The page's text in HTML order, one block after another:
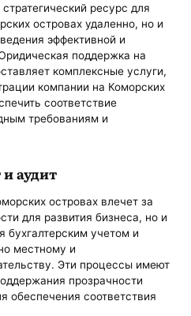
ресурс для
островах удаленно, но и
эффективной и
поддержка на
комплексные услуги,
компании на Коморских
соответствие
требованиям и
аудит
островах влечет за
для развития бизнеса, но и
бухгалтерским учетом и
местному и
Эти процессы имеют
прозрачности
обеспечения соответствия